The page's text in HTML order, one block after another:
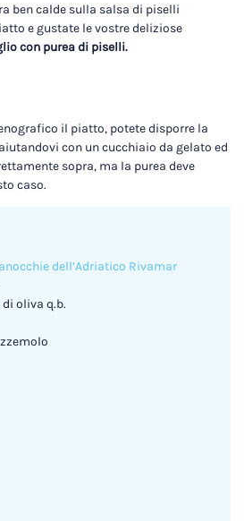
ben calde sulla salsa di piselli
e gustate le vostre deliziose
con purea di piselli.
il piatto, potete disporre la
con un cucchiaio da gelato ed
sopra, ma la purea deve
caso.
dell’Adriatico Rivamar
oliva q.b.